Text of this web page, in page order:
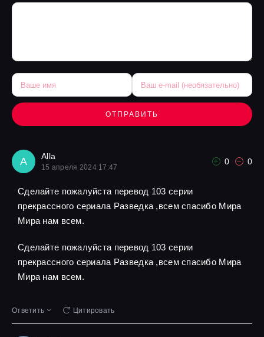
ОТПРАВИТЬ
A Alla
15 апреля 2024 17:47
0 0
Сделайте пожалуйста перевод 103 серии
прекрассного сериала Разведка ,всем спасибо Мира
Мира нам всем.
Сделайте пожалуйста перевод 103 серии
прекрассного сериала Разведка ,всем спасибо Мира
Мира нам всем.
Ответить Цитировать